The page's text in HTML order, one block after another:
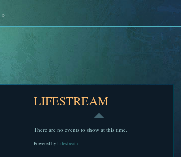
»
LIFESTREAM
There are no events to show at this time.
Powered by Lifestream.